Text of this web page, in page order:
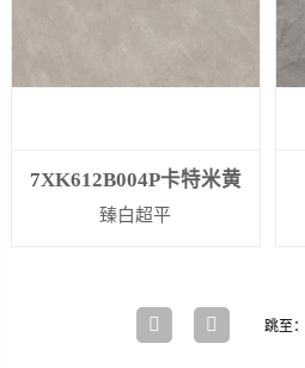
7XK612B004P卡特米黄
臻白超平
跳至：